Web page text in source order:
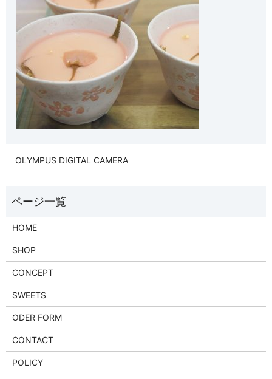
OLYMPUS DIGITAL CAMERA
HOME
SHOP
CONCEPT
SWEETS
ODER FORM
CONTACT
POLICY